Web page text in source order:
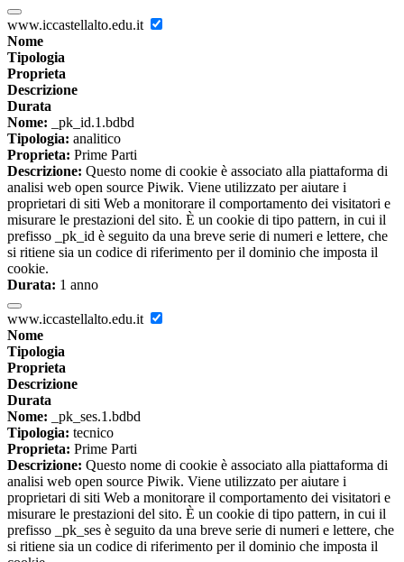
www.iccastellalto.edu.it
Nome
Tipologia
Proprieta
Descrizione
Durata
Nome: _pk_id.1.bdbd
Tipologia: analitico
Proprieta: Prime Parti
Descrizione: Questo nome di cookie è associato alla piattaforma di
analisi web open source Piwik. Viene utilizzato per aiutare i
proprietari di siti Web a monitorare il comportamento dei visitatori e
misurare le prestazioni del sito. È un cookie di tipo pattern, in cui il
prefisso _pk_id è seguito da una breve serie di numeri e lettere, che
si ritiene sia un codice di riferimento per il dominio che imposta il
cookie.
Durata: 1 anno
www.iccastellalto.edu.it
Nome
Tipologia
Proprieta
Descrizione
Durata
Nome: _pk_ses.1.bdbd
Tipologia: tecnico
Proprieta: Prime Parti
Descrizione: Questo nome di cookie è associato alla piattaforma di
analisi web open source Piwik. Viene utilizzato per aiutare i
proprietari di siti Web a monitorare il comportamento dei visitatori e
misurare le prestazioni del sito. È un cookie di tipo pattern, in cui il
prefisso _pk_ses è seguito da una breve serie di numeri e lettere, che
si ritiene sia un codice di riferimento per il dominio che imposta il